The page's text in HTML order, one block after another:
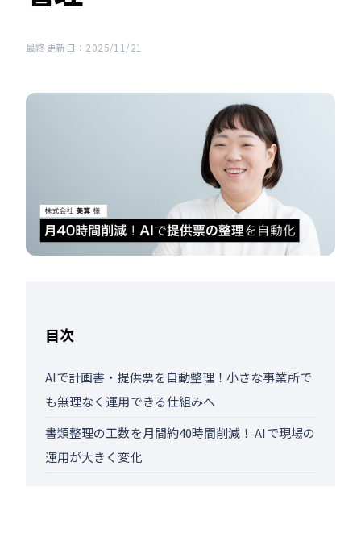
最終更新日：2025/11/21
目次
AIで計画書・提供票を自動整理！小さな事業所で
も無理なく運用できる仕組みへ
書類整理の工数を月間約40時間削減！ AIで現場の
運用が大きく変化